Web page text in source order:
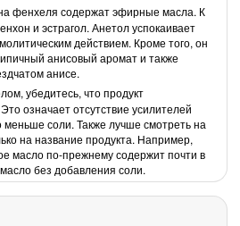
фенхеля содержат эфирные масла. К
и эстрагол. Анетол успокаивает
действием. Кроме того, он
анисовый аромат и также
анисе.
убедитесь, что продукт
означает отсутствие усилителей
меньше соли. Также лучше смотреть на
на название продукта. Например,
масло по-прежнему содержит почти в
без добавления соли.